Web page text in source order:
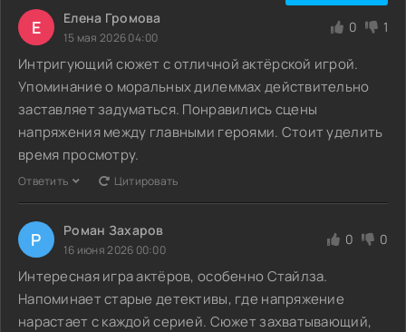
Е Елена Громова
15 мая 2026 04:00
0 1
Интригующий сюжет с отличной актёрской игрой.
Упоминание о моральных дилеммах действительно
заставляет задуматься. Понравились сцены
напряжения между главными героями. Стоит уделить
время просмотру.
Ответить Цитировать
Р Роман Захаров
16 июня 2026 00:00
0 0
Интересная игра актёров, особенно Стайлза.
Напоминает старые детективы, где напряжение
нарастает с каждой серией. Сюжет захватывающий,